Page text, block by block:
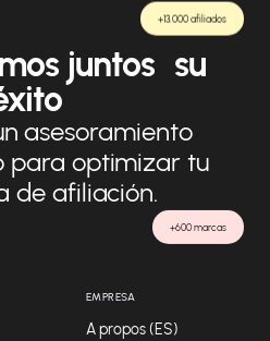
+600 marcas
+13.000 afiliados
juntos su
asesoramiento
para optimizar tu
de afiliación.
EMPRESA
A propos (ES)